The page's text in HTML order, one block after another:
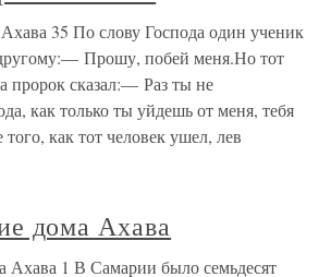
35 По слову Господа один ученик
Прошу, побей меня.Но тот
пророк сказал:— Раз ты не
как только ты уйдешь от меня, тебя
как тот человек ушел, лев
дома Ахава
Ахава 1 В Самарии было семьдесят